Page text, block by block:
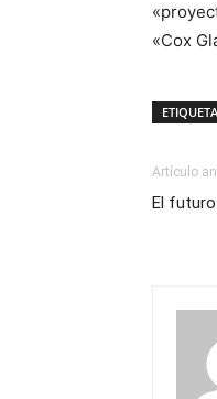
«Cox
Artículo
El